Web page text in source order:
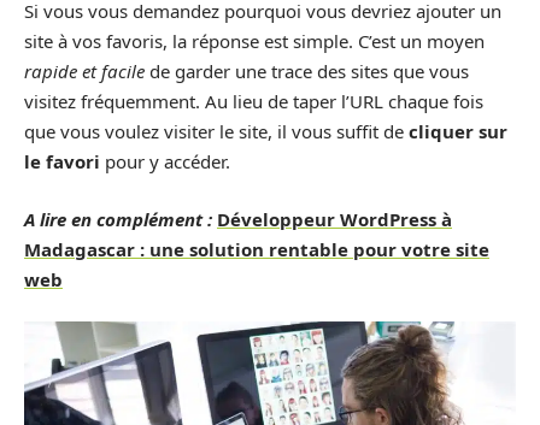
Si vous vous demandez pourquoi vous devriez ajouter un
site à vos favoris, la réponse est simple. C’est un moyen
rapide et facile de garder une trace des sites que vous
visitez fréquemment. Au lieu de taper l’URL chaque fois
que vous voulez visiter le site, il vous suffit de cliquer sur
le favori pour y accéder.
A lire en complément : Développeur WordPress à
Madagascar : une solution rentable pour votre site
web